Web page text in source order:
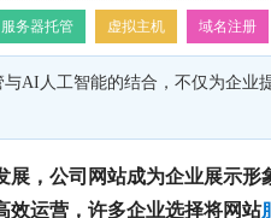
服务器托管 虚拟主机 域名注册
AI人工智能的结合，不仅为企业
展，公司网站成为企业展示
效运营，许多企业选择将网站